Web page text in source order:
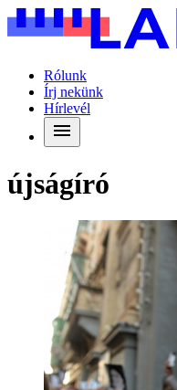
Rólunk
Írj nekünk
Hírlevél
újságíró